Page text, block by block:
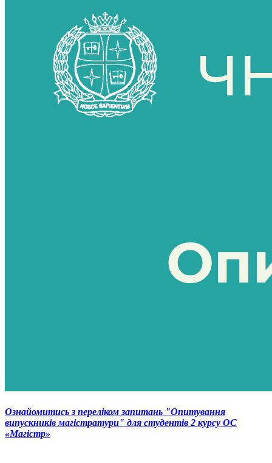
Ознайомитись з переліком запитань "Опитування
випускників магістратури" для студентів 2 курсу ОС
«Магістр»